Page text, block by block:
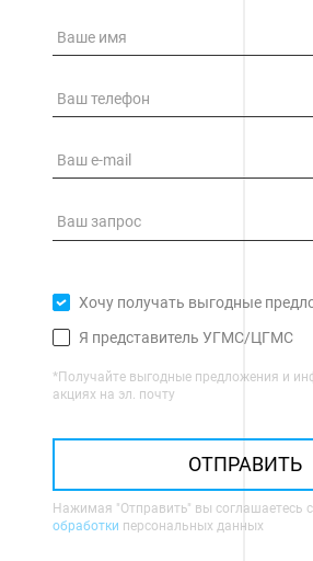
Хочу получать выгодные
Я представитель УГМС/ЦГМС
*Получайте выгодные предложения и
акциях на эл. почту
ОТПРАВИТЬ
Нажимая "Отправить" вы соглашаетесь с
обработки персональных данных